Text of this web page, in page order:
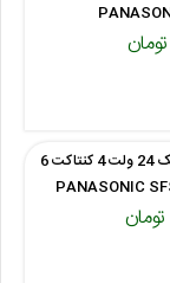
رله شیشه ای کتابی پاناسونیک 24 ولت 4 کنتاکت 6